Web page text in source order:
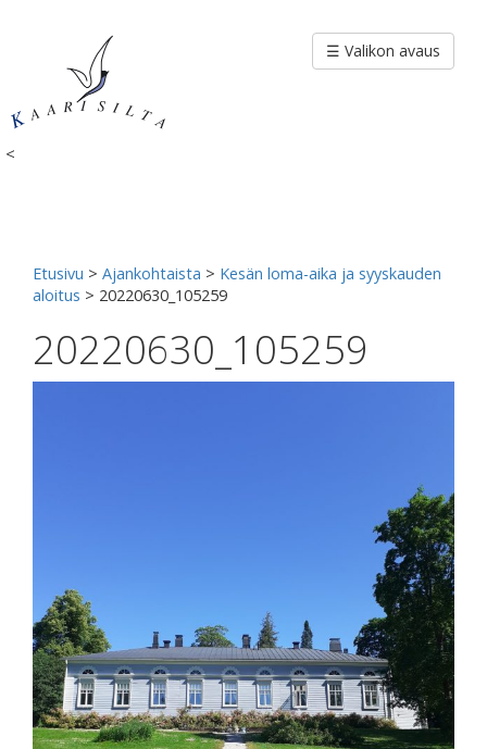
<
☰ Valikon avaus
Etusivu > Ajankohtaista > Kesän loma-aika ja syyskauden
aloitus > 20220630_105259
20220630_105259